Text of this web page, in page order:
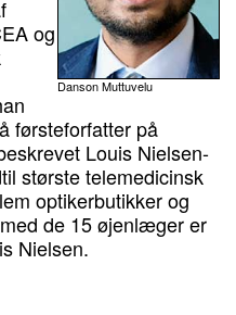
Danson Muttuvelu
og
førsteforfatter på
Louis Nielsen-
største telemedicinsk
optikerbutikker og
de 15 øjenlæger er
Nielsen.